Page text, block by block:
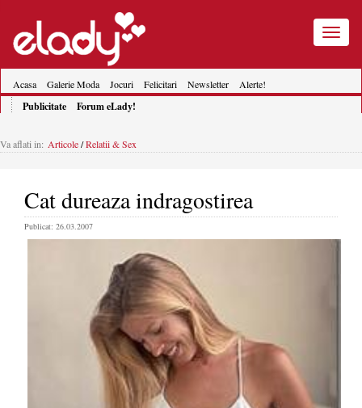
Toggle
Acasa Galerie Moda Jocuri Felicitari Newsletter Alerte!
Publicitate Forum eLady!
Va aflati in: Articole/Relatii & Sex
Cat dureaza indragostirea
Publicat: 26.03.2007